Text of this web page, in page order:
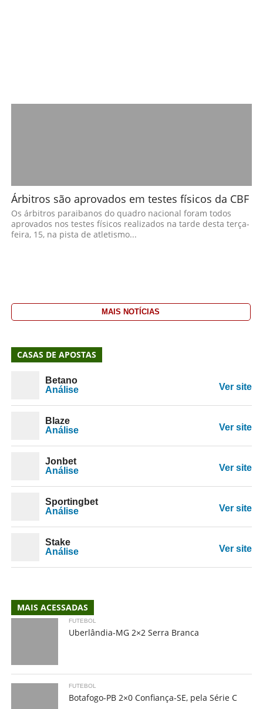
Árbitros são aprovados em testes físicos da CBF
Os árbitros paraibanos do quadro nacional foram todos
aprovados nos testes físicos realizados na tarde desta terça-
feira, 15, na pista de atletismo...
MAIS NOTÍCIAS
CASAS DE APOSTAS
Betano
Análise
Ver site
Blaze
Análise
Ver site
Jonbet
Análise
Ver site
Sportingbet
Análise
Ver site
Stake
Análise
Ver site
MAIS ACESSADAS
FUTEBOL
Uberlândia-MG 2×2 Serra Branca
FUTEBOL
Botafogo-PB 2×0 Confiança-SE, pela Série C